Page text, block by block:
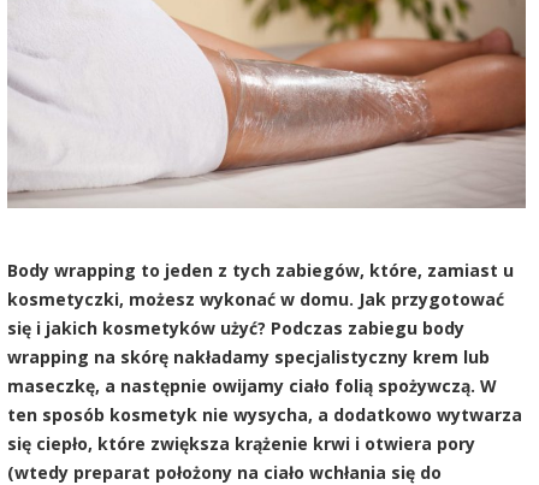
Body wrapping to jeden z tych zabiegów, które, zamiast u
kosmetyczki, możesz wykonać w domu. Jak przygotować
się i jakich kosmetyków użyć? Podczas zabiegu body
wrapping na skórę nakładamy specjalistyczny krem lub
maseczkę, a następnie owijamy ciało folią spożywczą. W
ten sposób kosmetyk nie wysycha, a dodatkowo wytwarza
się ciepło, które zwiększa krążenie krwi i otwiera pory
(wtedy preparat położony na ciało wchłania się do